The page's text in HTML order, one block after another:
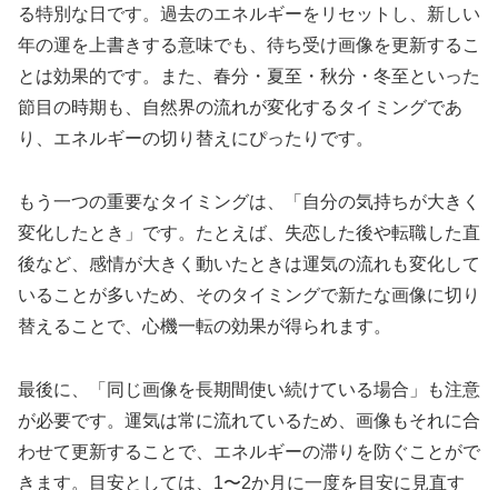
る特別な日です。過去のエネルギーをリセットし、新しい
年の運を上書きする意味でも、待ち受け画像を更新するこ
とは効果的です。また、春分・夏至・秋分・冬至といった
節目の時期も、自然界の流れが変化するタイミングであ
り、エネルギーの切り替えにぴったりです。
もう一つの重要なタイミングは、「自分の気持ちが大きく
変化したとき」です。たとえば、失恋した後や転職した直
後など、感情が大きく動いたときは運気の流れも変化して
いることが多いため、そのタイミングで新たな画像に切り
替えることで、心機一転の効果が得られます。
最後に、「同じ画像を長期間使い続けている場合」も注意
が必要です。運気は常に流れているため、画像もそれに合
わせて更新することで、エネルギーの滞りを防ぐことがで
きます。目安としては、1〜2か月に一度を目安に見直す